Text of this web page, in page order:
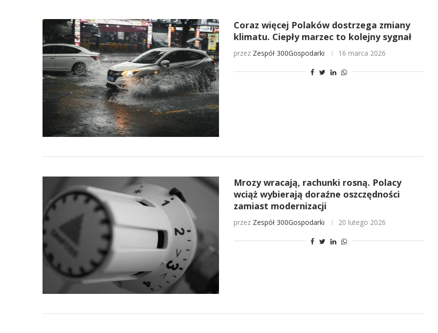
Coraz więcej Polaków dostrzega zmiany
klimatu. Ciepły marzec to kolejny sygnał
przez Zespół 300Gospodarki 16 marca 2026
Mrozy wracają, rachunki rosną. Polacy
wciąż wybierają doraźne oszczędności
zamiast modernizacji
przez Zespół 300Gospodarki 20 lutego 2026